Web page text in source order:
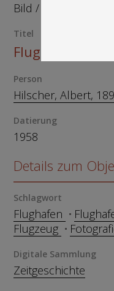
Bild/
Titel
Flughafen
Person
Hilscher, Albert,
Datierung
1958
Details zum
Schlagwort
Flughafen
Flugzeug
Digitale Sammlung
Zeitgeschichte